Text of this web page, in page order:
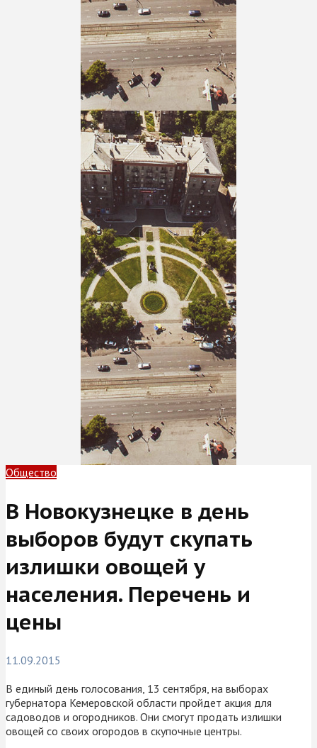
Общество
В Новокузнецке в день
выборов будут скупать
излишки овощей у
населения. Перечень и
цены
11.09.2015
В единый день голосования, 13 сентября, на выборах
губернатора Кемеровской области пройдет акция для
садоводов и огородников. Они смогут продать излишки
овощей со своих огородов в скупочные центры.